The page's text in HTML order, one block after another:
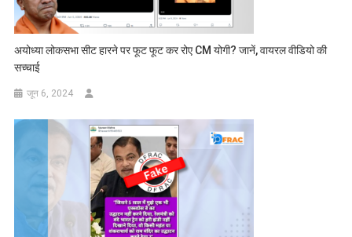
अयोध्या लोकसभा सीट हारने पर फूट फूट कर रोए CM योगी? जानें, वायरल वीडियो की
सच्चाई
जून 6, 2024